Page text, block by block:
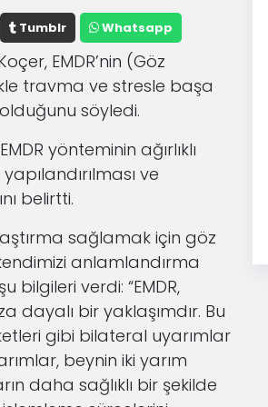
Tumblr Whatsapp
EMDR’nin (Göz
travma ve stresle başa
söyledi.
yönteminin ağırlıklı
ve
belirtti.
sağlamak için göz
anlamlandırma
bilgileri verdi: “EMDR,
dayalı bir yaklaşımdır. Bu
gibi bilateral uyarımlar
beynin iki yarım
daha sağlıklı bir şekilde